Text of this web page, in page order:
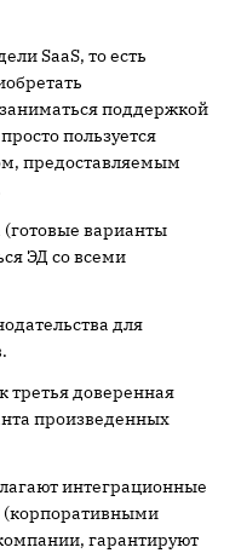
SaaS, то есть
поддержкой
пользуется
предоставляемым
варианты
ЭД со всеми
для
третья доверенная
произведенных
интеграционные
гарантируют